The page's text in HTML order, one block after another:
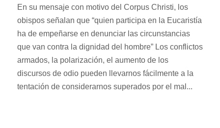
En su mensaje con motivo del Corpus Christi, los
obispos señalan que “quien participa en la Eucaristía
ha de empeñarse en denunciar las circunstancias
que van contra la dignidad del hombre” Los conflictos
armados, la polarización, el aumento de los
discursos de odio pueden llevarnos fácilmente a la
tentación de considerarnos superados por el mal...